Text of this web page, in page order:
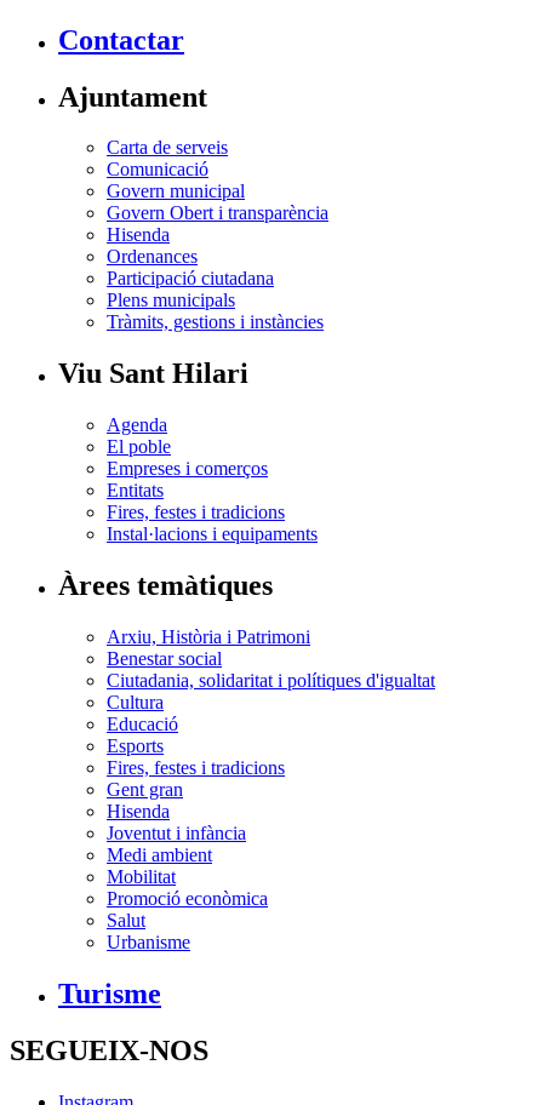
Contactar
Ajuntament
Carta de serveis
Comunicació
Govern municipal
Govern Obert i transparència
Hisenda
Ordenances
Participació ciutadana
Plens municipals
Tràmits, gestions i instàncies
Viu Sant Hilari
Agenda
El poble
Empreses i comerços
Entitats
Fires, festes i tradicions
Instal·lacions i equipaments
Àrees temàtiques
Arxiu, Història i Patrimoni
Benestar social
Ciutadania, solidaritat i polítiques d'igualtat
Cultura
Educació
Esports
Fires, festes i tradicions
Gent gran
Hisenda
Joventut i infància
Medi ambient
Mobilitat
Promoció econòmica
Salut
Urbanisme
Turisme
SEGUEIX-NOS